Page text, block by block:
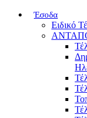
Έσοδα
Ειδικό